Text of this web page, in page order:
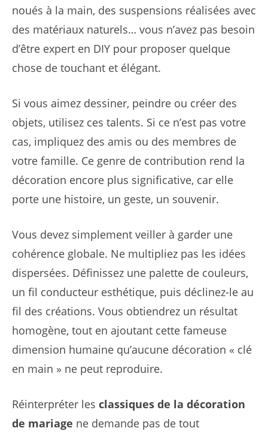
noués à la main, des suspensions réalisées avec
des matériaux naturels… vous n’avez pas besoin
d’être expert en DIY pour proposer quelque
chose de touchant et élégant.
Si vous aimez dessiner, peindre ou créer des
objets, utilisez ces talents. Si ce n’est pas votre
cas, impliquez des amis ou des membres de
votre famille. Ce genre de contribution rend la
décoration encore plus significative, car elle
porte une histoire, un geste, un souvenir.
Vous devez simplement veiller à garder une
cohérence globale. Ne multipliez pas les idées
dispersées. Définissez une palette de couleurs,
un fil conducteur esthétique, puis déclinez-le au
fil des créations. Vous obtiendrez un résultat
homogène, tout en ajoutant cette fameuse
dimension humaine qu’aucune décoration « clé
en main » ne peut reproduire.
Réinterpréter les classiques de la décoration
de mariage ne demande pas de tout